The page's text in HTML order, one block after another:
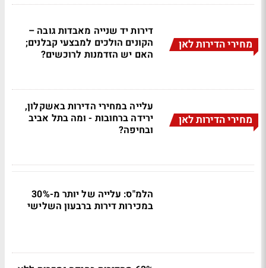
מחירי הדירות לאן
דירות יד שנייה מאבדות גובה –
הקונים הולכים למבצעי קבלנים;
האם יש הזדמנות לרוכשים?
מחירי הדירות לאן
עלייה במחירי הדירות באשקלון,
ירידה ברחובות - ומה בתל אביב
ובחיפה?
הלמ"ס: עלייה של יותר מ-30%
במכירות דירות ברבעון השלישי